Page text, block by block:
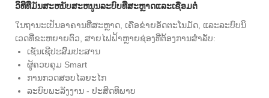
ວິທີທີ່ມັນສະຫນັບສະຫນູນລະບົບທີ່ສະຫຼາດແລະເຊື່ອມຕໍ່
ໃນຖານະເປັນອາຄານທີ່ສະຫຼາດ, ເຄືອຂ່າຍອັດຕະໂນມັດ, ແລະລະບົບນິ
ເວດທີ່ຂະຫຍາຍຕົວ, ສາຍໄຟຟ້າຫຼາຍຊ່ອງທີ່ຕ້ອງການສໍາລັບ:
ເຊັນເຊີປະສົມປະສານ
ຜູ້ຄວບຄຸມ Smart
ການກວດສອບໄລຍະໄກ
ລະບົບພະລັງງານ - ປະສິດທິພາບ